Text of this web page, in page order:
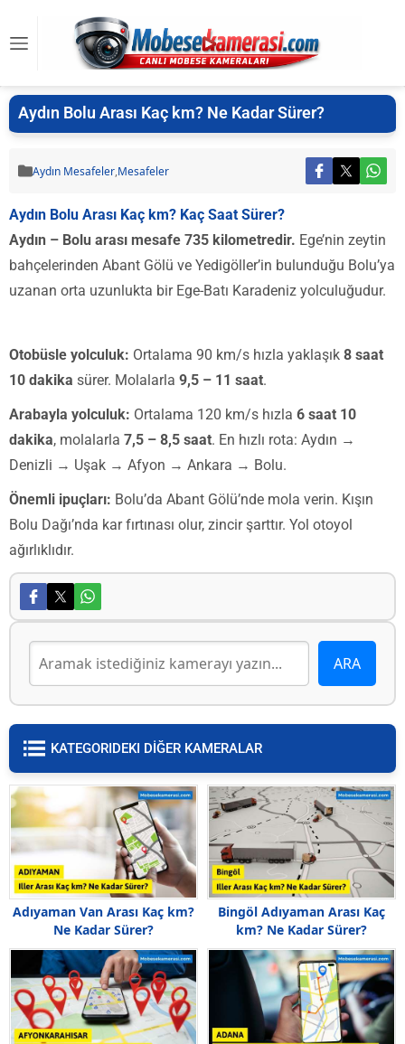
Aydın Bolu Arası Kaç km? Ne Kadar Sürer?
Aydın Mesafeler,Mesafeler
Aydın Bolu Arası Kaç km? Kaç Saat Sürer?
Aydın – Bolu arası mesafe 735 kilometredir. Ege’nin zeytin
bahçelerinden Abant Gölü ve Yedigöller’in bulunduğu Bolu’ya
uzanan orta uzunlukta bir Ege-Batı Karadeniz yolculuğudur.
Otobüsle yolculuk: Ortalama 90 km/s hızla yaklaşık 8 saat
10 dakika sürer. Molalarla 9,5 – 11 saat.
Arabayla yolculuk: Ortalama 120 km/s hızla 6 saat 10
dakika, molalarla 7,5 – 8,5 saat. En hızlı rota: Aydın →
Denizli → Uşak → Afyon → Ankara → Bolu.
Önemli ipuçları: Bolu’da Abant Gölü’nde mola verin. Kışın
Bolu Dağı’nda kar fırtınası olur, zincir şarttır. Yol otoyol
ağırlıklıdır.
KATEGORIDEKI DİĞER KAMERALAR
Adıyaman Van Arası Kaç km?
Ne Kadar Sürer?
Bingöl Adıyaman Arası Kaç
km? Ne Kadar Sürer?